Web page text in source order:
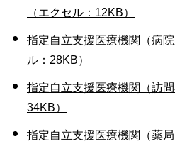
（エクセル：12KB）
指定自立支援医療機関（病
ル：28KB）
指定自立支援医療機関（訪
34KB）
指定自立支援医療機関（薬